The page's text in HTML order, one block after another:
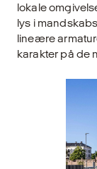
lokale
lys i
lineære
karakter på de